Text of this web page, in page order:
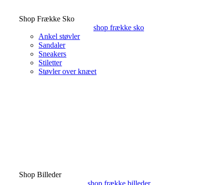
Shop Frække Sko
shop frække sko
Ankel støvler
Sandaler
Sneakers
Stiletter
Støvler over knæet
Shop Billeder
shop frække billeder